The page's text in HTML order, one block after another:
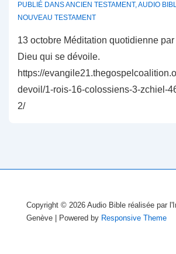
PUBLIÉ DANSANCIEN TESTAMENT,AUDIO
NOUVEAU TESTAMENT
13 octobre Méditation quotidienne
Dieu qui se dévoile.
https://
devoil/1-rois-16-colossiens-3-zchiel-
2/
Copyright © 2026 Audio Bible réalisée par
Genève
| Powered by Responsive Theme